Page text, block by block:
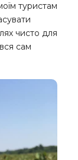
туристам
чисто для
сам